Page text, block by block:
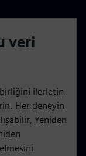
veri
ilerletin
Her deneyin
Yeniden